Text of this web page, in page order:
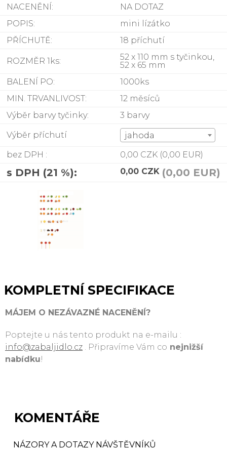
NACENĚNÍ:
NA DOTAZ
POPIS:
mini lízátko
PŘÍCHUTĚ:
18 příchutí
ROZMĚR 1ks:
52 x 110 mm s tyčinkou,
52 x 65 mm
BALENÍ PO:
1000ks
MIN. TRVANLIVOST:
12 měsíců
Výběr barvy tyčinky:
3 barvy
Výběr příchutí
jahoda
bez DPH :
0,00 CZK (0,00 EUR)
s DPH (21 %): 0,00 CZK (0,00 EUR)
KOMPLETNÍ SPECIFIKACE
MÁJEM O NEZÁVAZNÉ NACENĚNÍ?
Poptejte u nás tento produkt na e-mailu :
info@zabaljidlo.cz . Připravíme Vám co nejnižší
nabídku!
KOMENTÁŘE
NÁZORY A DOTAZY NÁVŠTĚVNÍKŮ